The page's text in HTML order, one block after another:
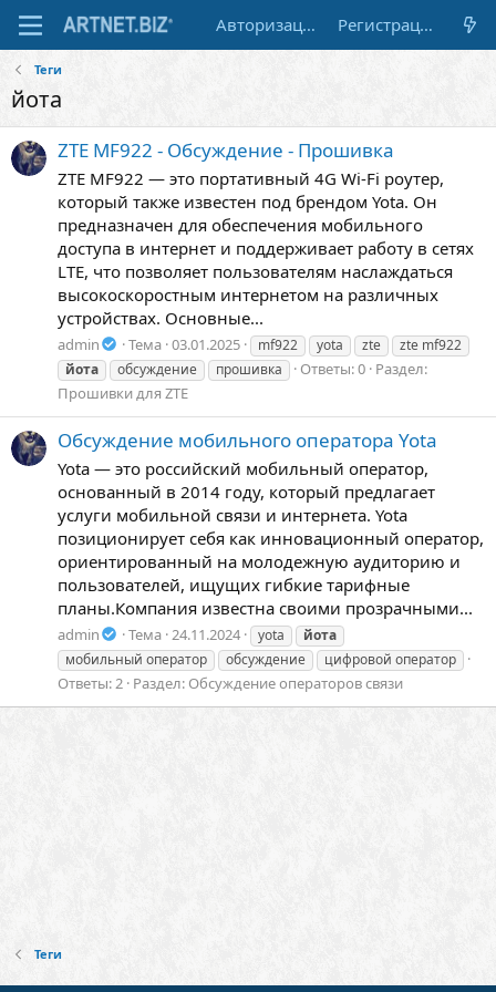
Авторизация Регистрация
Теги
йота
ZTE MF922 - Обсуждение - Прошивка
ZTE MF922 — это портативный 4G Wi-Fi роутер,
который также известен под брендом Yota. Он
предназначен для обеспечения мобильного
доступа в интернет и поддерживает работу в сетях
LTE, что позволяет пользователям наслаждаться
высокоскоростным интернетом на различных
устройствах. Основные...
admin Тема 03.01.2025 mf922 yota zte
zte mf922
йота
обсуждение прошивка Ответы: 0 Раздел:
Прошивки для ZTE
Обсуждение мобильного оператора Yota
Yota — это российский мобильный оператор,
основанный в 2014 году, который предлагает
услуги мобильной связи и интернета. Yota
позиционирует себя как инновационный оператор,
ориентированный на молодежную аудиторию и
пользователей, ищущих гибкие тарифные
планы.Компания известна своими прозрачными...
admin Тема 24.11.2024 yota
йота
мобильный оператор
обсуждение цифровой оператор
Ответы: 2 Раздел: Обсуждение операторов связи
Теги